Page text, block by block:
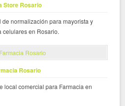
Store Rosario
normalización para mayorista y
celulares en Rosario.
Rosario
local comercial para Farmacia en